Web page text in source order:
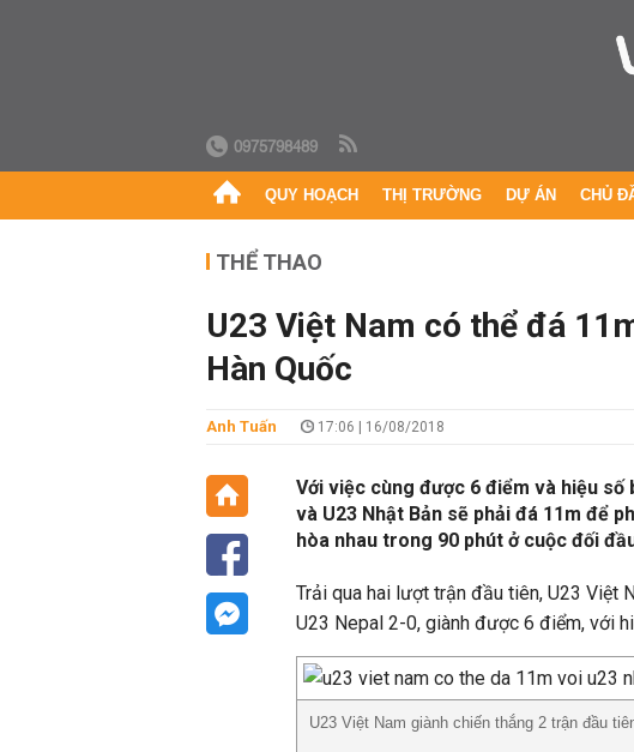
0975798489
QUY HOẠCH THỊ TRƯỜNG DỰ ÁN CHỦ
THỂ THAO
U23 Việt Nam có thể đá
Hàn Quốc
Anh Tuấn 17:06 | 16/08/2018
Với việc cùng được 6 điểm và hiệu số
và U23 Nhật Bản sẽ phải đá 11m để
hòa nhau trong 90 phút ở cuộc đối
Trải qua hai lượt trận đầu tiên, U23 Việt
U23 Nepal 2-0, giành được 6 điểm, với
U23 Việt Nam giành chiến thắng 2 trận đầu